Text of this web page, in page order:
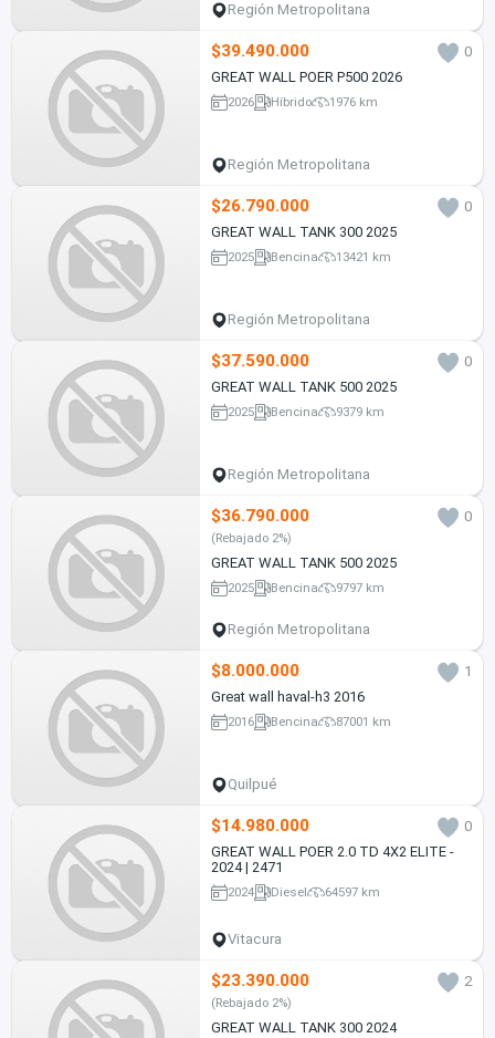
Región Metropolitana
$39.490.000
0
GREAT WALL POER P500 2026
2026 Híbrido 1976 km
Región Metropolitana
$26.790.000
0
GREAT WALL TANK 300 2025
2025 Bencina 13421 km
Región Metropolitana
$37.590.000
0
GREAT WALL TANK 500 2025
2025 Bencina 9379 km
Región Metropolitana
$36.790.000 0
(Rebajado 2%)
GREAT WALL TANK 500 2025
2025 Bencina 9797 km
Región Metropolitana
$8.000.000
1
Great wall haval-h3 2016
2016 Bencina 87001 km
Quilpué
$14.980.000
0
GREAT WALL POER 2.0 TD 4X2 ELITE -
2024 | 2471
2024 Diesel 64597 km
Vitacura
$23.390.000 2
(Rebajado 2%)
GREAT WALL TANK 300 2024